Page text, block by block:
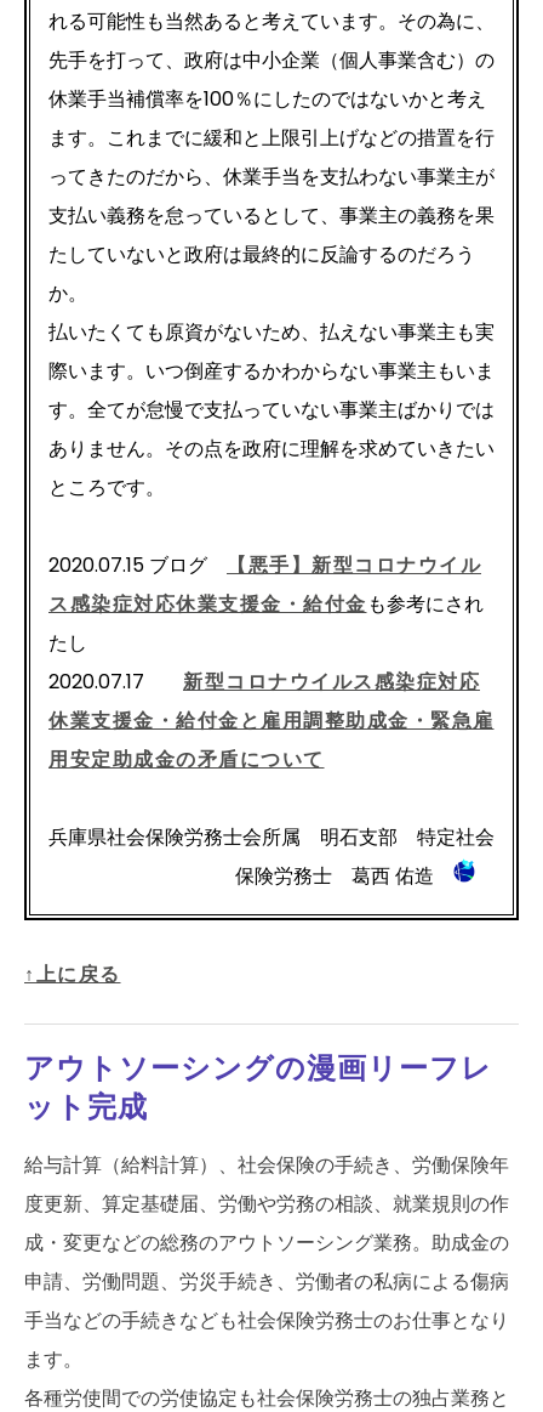
れる可能性も当然あると考えています。その為に、
先手を打って、政府は中小企業（個人事業含む）の
休業手当補償率を100％にしたのではないかと考え
ます。これまでに緩和と上限引上げなどの措置を行
ってきたのだから、休業手当を支払わない事業主が
支払い義務を怠っているとして、事業主の義務を果
たしていないと政府は最終的に反論するのだろう
か。
払いたくても原資がないため、払えない事業主も実
際います。いつ倒産するかわからない事業主もいま
す。全てが怠慢で支払っていない事業主ばかりでは
ありません。その点を政府に理解を求めていきたい
ところです。
2020.07.15 ブログ ​
【悪手】新型コロナウイル
ス感染症対応休業支援金・給付金 も参考にされ
たし
2020.07.17 新型コロナウイルス感染症対応
休業支援金・給付金と雇用調整助成金・緊急雇
用安定助成金の矛盾について
兵庫県社会保険労務士会所属 明石支部 特定社会
保険労務士 葛西 佑造
↑上に戻る
アウトソーシングの漫画リーフレ
ット完成
給与計算（給料計算）、社会保険の手続き、労働保険年
度更新、算定基礎届、労働や労務の相談、就業規則の作
成・変更などの総務のアウトソーシング業務。助成金の
申請、労働問題、労災手続き、労働者の私病による傷病
手当などの手続きなども社会保険労務士のお仕事となり
ます。
各種労使間での労使協定も社会保険労務士の独占業務と